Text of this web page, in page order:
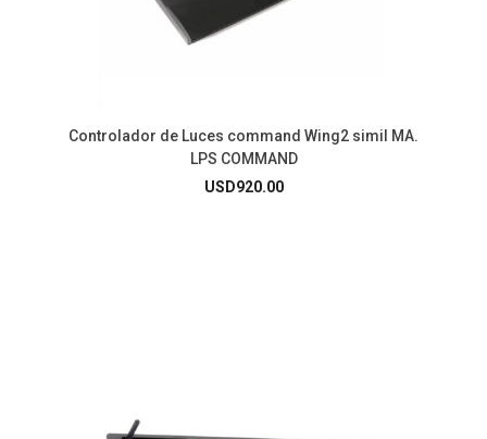
Controlador de Luces command Wing2 simil MA.
LPS COMMAND
USD920.00